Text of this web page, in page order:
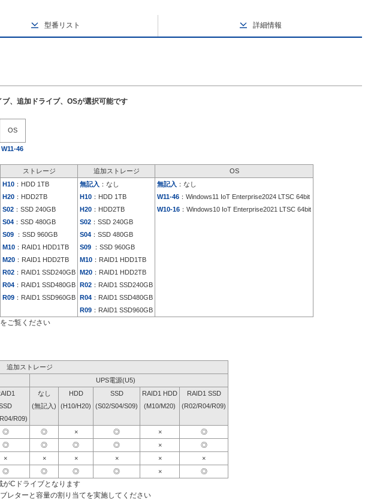
型番リスト 詳細情報
、追加ドライブ、OSが選択可能です
OS
W11-46
ストレージ 追加ストレージ OS
H10 ：HDD 1TB 無記入 ：なし 無記入 ：なし
H20 ：HDD2TB H10 ：HDD 1TB W11-46 ：Windows11 IoT Enterprise2024 LTSC 64bit
S02 ：SSD 240GB H20 ：HDD2TB W10-16 ：Windows10 IoT Enterprise2021 LTSC 64bit
S04 ：SSD 480GB S02 ：SSD 240GB
S09 ：SSD 960GB S04 ：SSD 480GB
M10 ：RAID1 HDD1TB S09 ：SSD 960GB
M20 ：RAID1 HDD2TB M10 ：RAID1 HDD1TB
R02 ：RAID1 SSD240GB M20 ：RAID1 HDD2TB
R04 ：RAID1 SSD480GB R02 ：RAID1 SSD240GB
R09 ：RAID1 SSD960GB R04 ：RAID1 SSD480GB
R09 ：RAID1 SSD960GB
ご覧ください
追加ストレージ
UPS電源(U5)
なし HDD SSD RAID1 HDD
RAID1 SSD
(無記入) (H10/H20) (S02/S04/S09) (M10/M20)
(R02/R04/R09)
R09)
◎ ◎ × ◎ ×
◎
◎ ◎ ◎ ◎ ×
◎
× × × × ×
×
◎ ◎ ◎ ◎ × ◎
Cドライブとなります
レターと容量の割り当てを実施してください